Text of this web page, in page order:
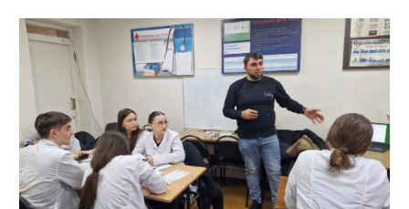
по
гражданско-
патриотическому
воспитанию,
профилактике
терроризма
и
деструктивного
поведения
молодежи